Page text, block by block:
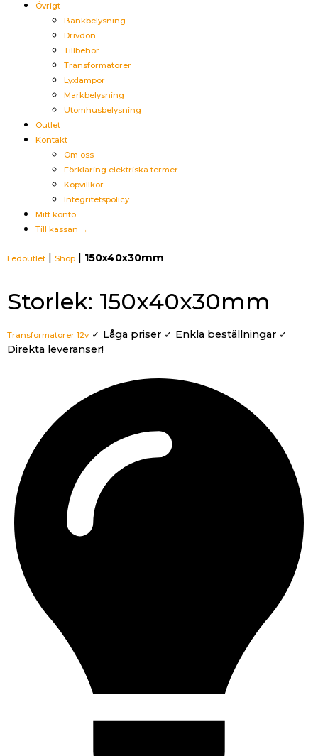
Övrigt
Bänkbelysning
Drivdon
Tillbehör
Transformatorer
Lyxlampor
Markbelysning
Utomhusbelysning
Outlet
Kontakt
Om oss
Förklaring elektriska termer
Köpvillkor
Integritetspolicy
Mitt konto
Till kassan →
Ledoutlet Shop 150x40x30mm
Storlek: 150x40x30mm
Transformatorer 12v ✓ Låga priser ✓ Enkla beställningar ✓
Direkta leveranser!